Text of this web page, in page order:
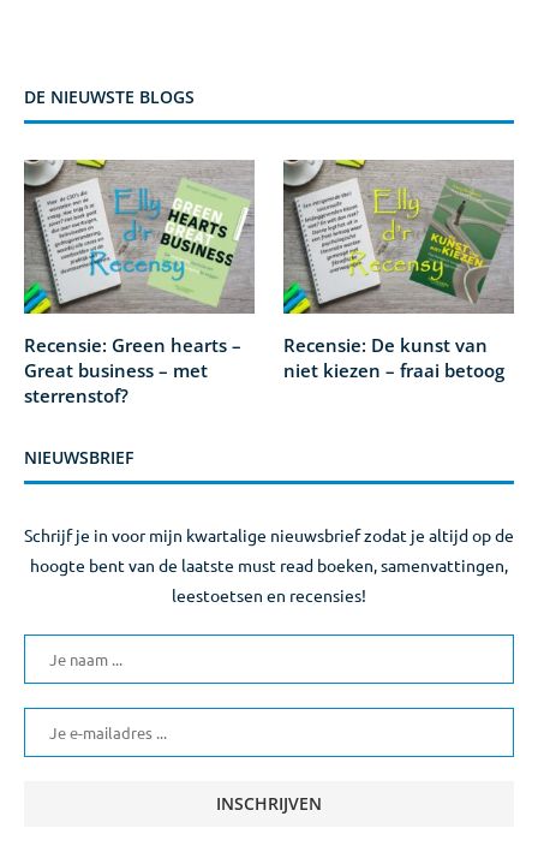
DE NIEUWSTE BLOGS
Recensie: Green hearts –
Great business – met
sterrenstof?
Recensie: De kunst van
niet kiezen – fraai betoog
NIEUWSBRIEF
Schrijf je in voor mijn kwartalige nieuwsbrief zodat je altijd op de
hoogte bent van de laatste must read boeken, samenvattingen,
leestoetsen en recensies!